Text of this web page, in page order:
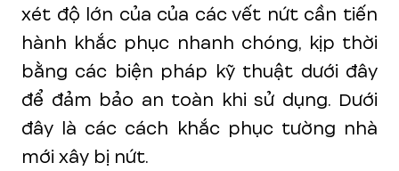
xét độ lớn của của các vết nứt cần tiến
hành khắc phục nhanh chóng, kịp thời
bằng các biện pháp kỹ thuật dưới đây
để đảm bảo an toàn khi sử dụng. Dưới
đây là các cách khắc phục tường nhà
mới xây bị nứt.